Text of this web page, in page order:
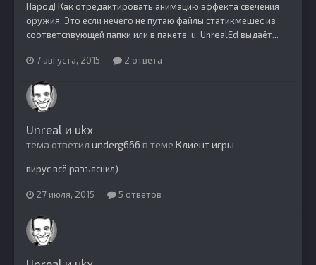
Народ! Как отредактировать анимацию эффекта свечения
оружия. Это если нечего не путаю файлы статикмешес из
соответсnвующей папки или в пакете .u. UnrealEd выдаёт...
7 августа, 2015 2 ответа
Unreal и ukx
тема ответил underg666 в теме Клиент игры
вирус всё разъяснил)
27 июля, 2015 5 ответов